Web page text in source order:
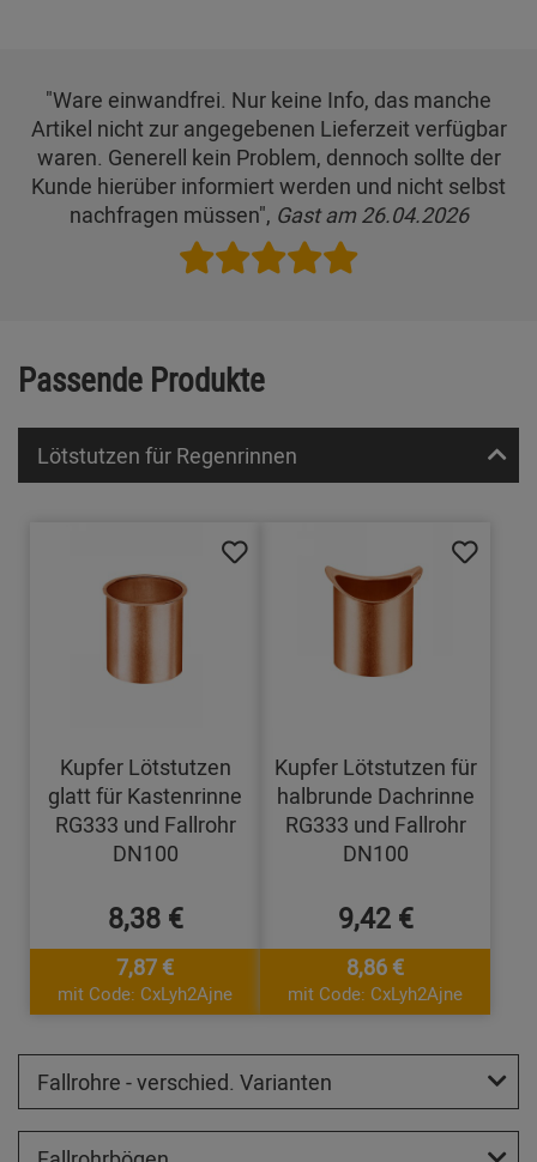
"Ware einwandfrei. Nur keine Info, das manche
Artikel nicht zur angegebenen Lieferzeit verfügbar
waren. Generell kein Problem, dennoch sollte der
Kunde hierüber informiert werden und nicht selbst
nachfragen müssen", Gast am 26.04.2026
Passende Produkte
Lötstutzen für Regenrinnen
Kupfer Lötstutzen
glatt für Kastenrinne
RG333 und Fallrohr
DN100
8,38 €
7,87 €
mit Code: CxLyh2Ajne
Kupfer Lötstutzen für
halbrunde Dachrinne
RG333 und Fallrohr
DN100
9,42 €
8,86 €
mit Code: CxLyh2Ajne
Fallrohre - verschied. Varianten